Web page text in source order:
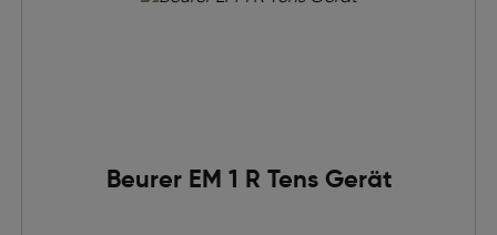
Beurer EM 1 R Tens Gerät